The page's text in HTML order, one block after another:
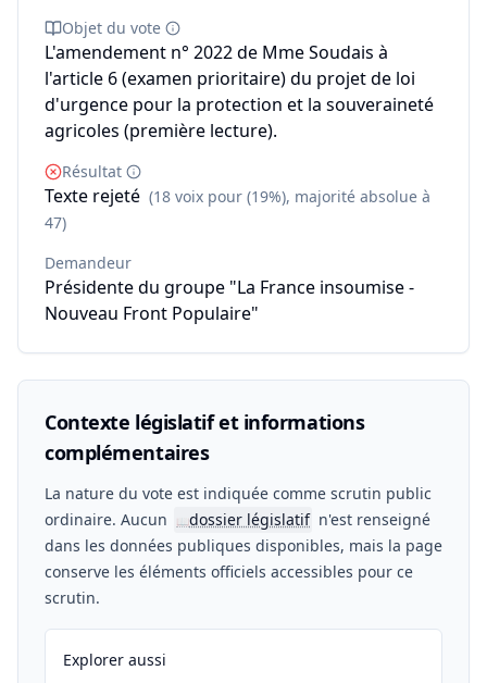
Objet du vote
L'amendement n° 2022 de Mme Soudais à
l'article 6 (examen prioritaire) du projet de loi
d'urgence pour la protection et la souveraineté
agricoles (première lecture).
Résultat
Texte rejeté (18 voix pour (19%), majorité absolue à
47)
Demandeur
Présidente du groupe "La France insoumise -
Nouveau Front Populaire"
Contexte législatif et informations
complémentaires
La nature du vote est indiquée comme scrutin public
ordinaire. Aucun
📖dossier législatif n'est renseigné
dans les données publiques disponibles, mais la page
conserve les éléments officiels accessibles pour ce
scrutin.
Explorer aussi